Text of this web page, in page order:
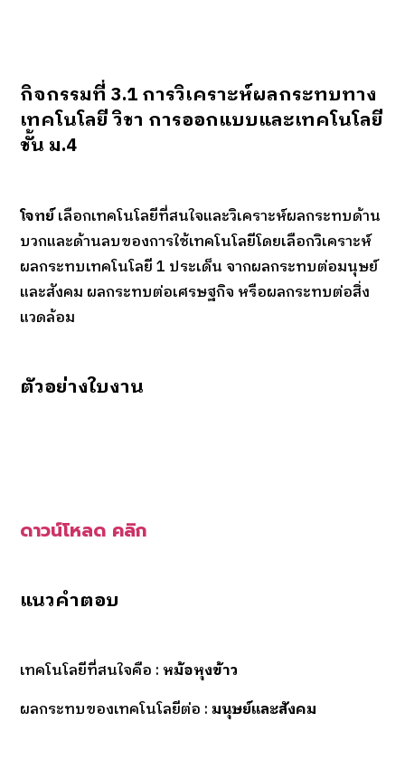
กิจกรรมที่ 3.1 การวิเคราะห์ผลกระทบทาง
เทคโนโลยีวิชา การออกแบบและเทคโนโลยี
ชั้น ม.4
โจทย์เลือกเทคโนโลยีที่สนใจและวิเคราะห์ผลกระทบด้าน
บวกและด้านลบของการใช้เทคโนโลยีโดยเลือกวิเคราะห์
ผลกระทบเทคโนโลยี 1 ประเด็น จากผลกระทบต่อมนุษย์
และสังคม ผลกระทบต่อเศรษฐกิจ หรือผลกระทบต่อสิ่ง
แวดล้อม
ตัวอย่างใบงาน
ดาวน์โหลด คลิก
แนวคำตอบ
เทคโนโลยีที่สนใจคือ : หม้อหุงข้าว
ผลกระทบของเทคโนโลยีต่อ :มนุษย์และสังคม